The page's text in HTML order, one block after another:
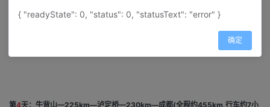
第4天：牛背山—225km—泸定桥—230km—成都(全程约455km,行车约7小
{ "readyState": 0, "status": 0, "statusText": "error" }
确定